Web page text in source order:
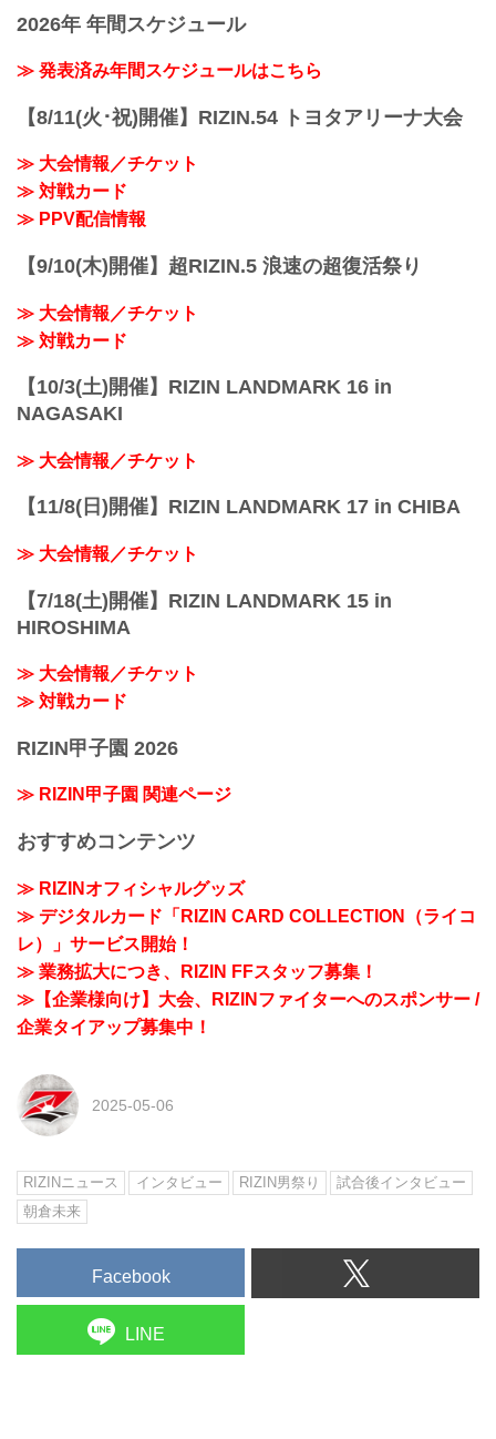
ーー具体的にどういうところが想定より
強かったですか。
高木 なんかやっぱ体の力も強かったし、
うーん。すばらしい未来がある子だな...
い」
だけますか。
てるっていうのと、あとはリング上でも
タビューを公開！
- YouTube
youtu.be
ダニー・サバテロ「井上直樹、首を洗っ
て、待っとけ」
の何にも代えられない。しかもエキサイ
ティングな試合内容で勝つのを見せられ
2026年 年間スケジュール
≫ 発表済み年間スケジュールはこちら
【8/11(火･祝)開催】RIZIN.54 トヨタアリーナ大会
≫ 大会情報／チケット
≫ 対戦カード
≫ PPV配信情報
【9/10(木)開催】超RIZIN.5 浪速の超復活祭り
≫ 大会情報／チケット
≫ 対戦カード
【10/3(土)開催】RIZIN LANDMARK 16 in
NAGASAKI
≫ 大会情報／チケット
【11/8(日)開催】RIZIN LANDMARK 17 in CHIBA
≫ 大会情報／チケット
【7/18(土)開催】RIZIN LANDMARK 15 in
HIROSHIMA
≫ 大会情報／チケット
≫ 対戦カード
RIZIN甲子園 2026
≫ RIZIN甲子園 関連ページ
おすすめコンテンツ
≫ RIZINオフィシャルグッズ
≫ デジタルカード「RIZIN CARD COLLECTION（ライコ
レ）」サービス開始！
≫ 業務拡大につき、RIZIN FFスタッフ募集！
≫【企業様向け】大会、RIZINファイターへのスポンサー /
企業タイアップ募集中！
2025-05-06
RIZINニュース インタビュー RIZIN男祭り
試合後インタビュー
朝倉未来
Facebook
LINE